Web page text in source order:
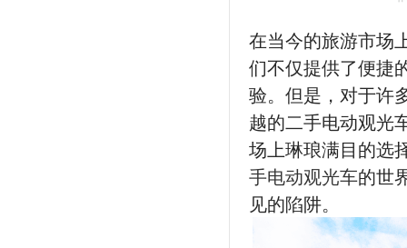
在当今的旅游市场
们不仅提供了便捷
验。但是，对于许
越的二手电动观光
场上琳琅满目的选
手电动观光车的世
见的陷阱。